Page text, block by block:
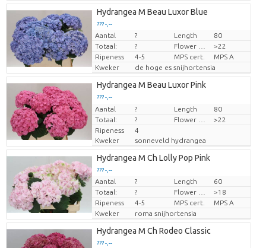
Hydrangea M Beau Luxor Blue
??? -,--
Prijs per stuk
Aantal ? Length
80
Totaal:
?
>22
Ripeness
4-5 MPS cert.
MPS A
Kweker
de hoge es snijhortensia
Hydrangea M Beau Luxor Pink
??? -,--
Prijs per stuk
Aantal ? Length
80
Totaal:
?
>22
Ripeness
4
Kweker
sonneveld hydrangea
Hydrangea M Ch Lolly Pop Pink
??? -,--
Prijs per stuk
Aantal ? Length
60
Totaal:
?
>18
Ripeness
4-5 MPS cert.
MPS A
Kweker
roma snijhortensia
Hydrangea M Ch Rodeo Classic
??? -,--